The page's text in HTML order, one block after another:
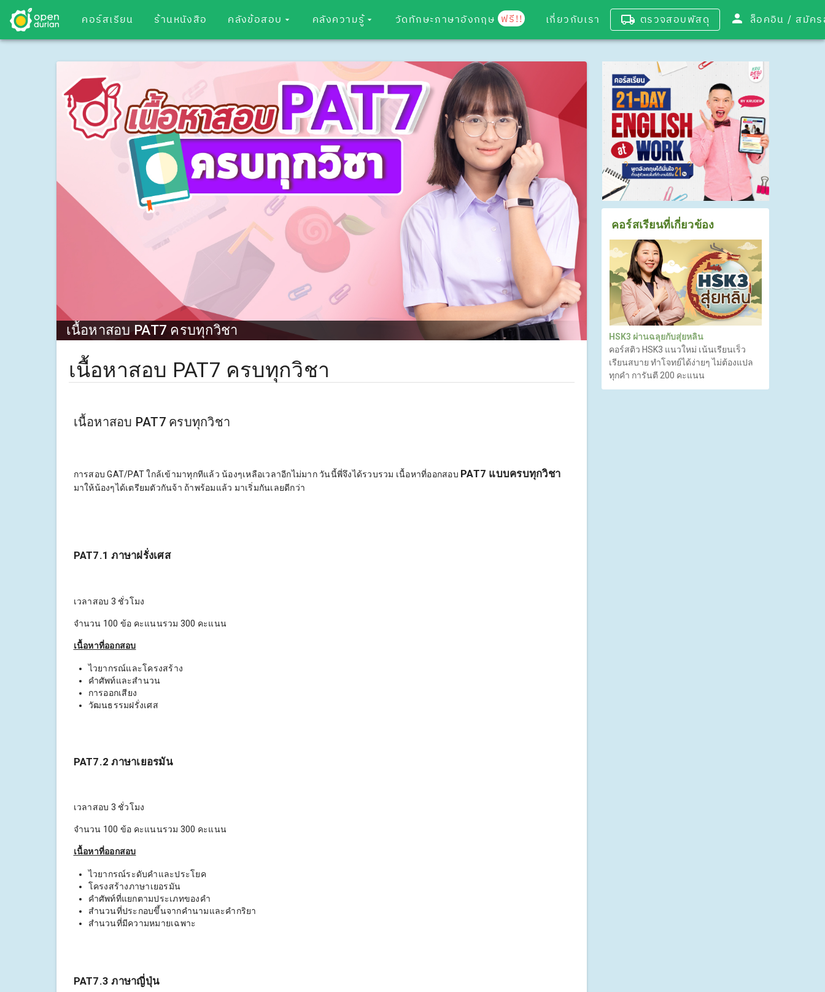
คอร์สเรียน ร้านหนังสือ คลังข้อสอบ คลังความรู้ วัดทักษะภาษาอังกฤษ ฟรี!! เกี่ยวกับเรา ตรวจสอบพัสดุ ล็อคอิน /
เนื้อหาสอบ PAT7 ครบทุกวิชา
เนื้อหาสอบ PAT7 ครบทุกวิชา
เนื้อหาสอบ PAT7 ครบทุกวิชา
การสอบ GAT/PAT ใกล้เข้ามาทุกทีแล้ว น้องๆเหลือเวลาอีกไม่มาก วันนี้พี่จึงได้รวบรวม เนื้อหาที่ออกสอบ PAT7 แบบครบทุกวิชา
มาให้น้องๆได้เตรียมตัวกันจ้า ถ้าพร้อมแล้ว มาเริ่มกันเลยดีกว่า
PAT7.1 ภาษาฝรั่งเศส
เวลาสอบ 3 ชั่วโมง
จำนวน 100 ข้อ คะแนนรวม 300 คะแนน
เนื้อหาที่ออกสอบ
ไวยากรณ์และโครงสร้าง
คำศัพท์และสำนวน
การออกเสียง
วัฒนธรรมฝรั่งเศส
PAT7.2 ภาษาเยอรมัน
เวลาสอบ 3 ชั่วโมง
จำนวน 100 ข้อ คะแนนรวม 300 คะแนน
เนื้อหาที่ออกสอบ
ไวยากรณ์ระดับคำและประโยค
โครงสร้างภาษาเยอรมัน
คำศัพท์ที่แยกตามประเภทของคำ
สำนวนที่ประกอบขึ้นจากคำนามและคำกริยา
สำนวนที่มีความหมายเฉพาะ
PAT7.3 ภาษาญี่ปุ่น
คอร์สเรียนที่เกี่ยวข้อง
HSK3 ผ่านฉลุยกับสุ่ยหลิน
คอร์สติว HSK3 แนวใหม่ เน้นเรียนเร็ว
เรียนสบาย ทำโจทย์ได้ง่ายๆ ไม่ต้องแปล
ทุกคำ การันตี 200 คะแนน